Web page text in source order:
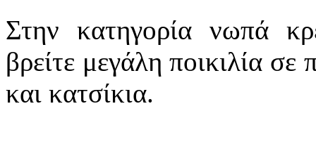
Στην κατηγορία νωπά
βρείτε μεγάλη ποικιλία σε
και κατσίκια.